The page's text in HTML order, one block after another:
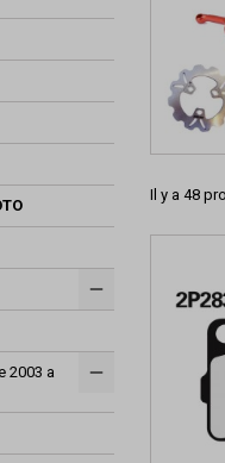
2003 a
Il y a 48